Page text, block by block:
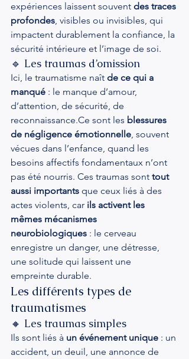
expériences laissent souvent des traces
profondes, visibles ou invisibles, qui
impactent durablement la confiance, la
sécurité intérieure et l’image de soi.
🔹 Les traumas d’omission
Ici, le traumatisme naît de ce qui a
manqué : le manque d’amour,
d’attention, de sécurité, de
reconnaissance.Ce sont les blessures
de négligence émotionnelle, souvent
vécues dans l’enfance, quand les
besoins affectifs fondamentaux n’ont
pas été nourris. Ces traumas sont tout
aussi importants que ceux liés à des
actes violents, car ils activent les
mêmes mécanismes
neurobiologiques : le cerveau
enregistre un danger, une détresse,
une solitude qui laissent une
empreinte durable.
Les différents types de
traumatismes
🔸 Les traumas simples
Ils sont liés à un événement unique : un
accident, un deuil, une annonce de